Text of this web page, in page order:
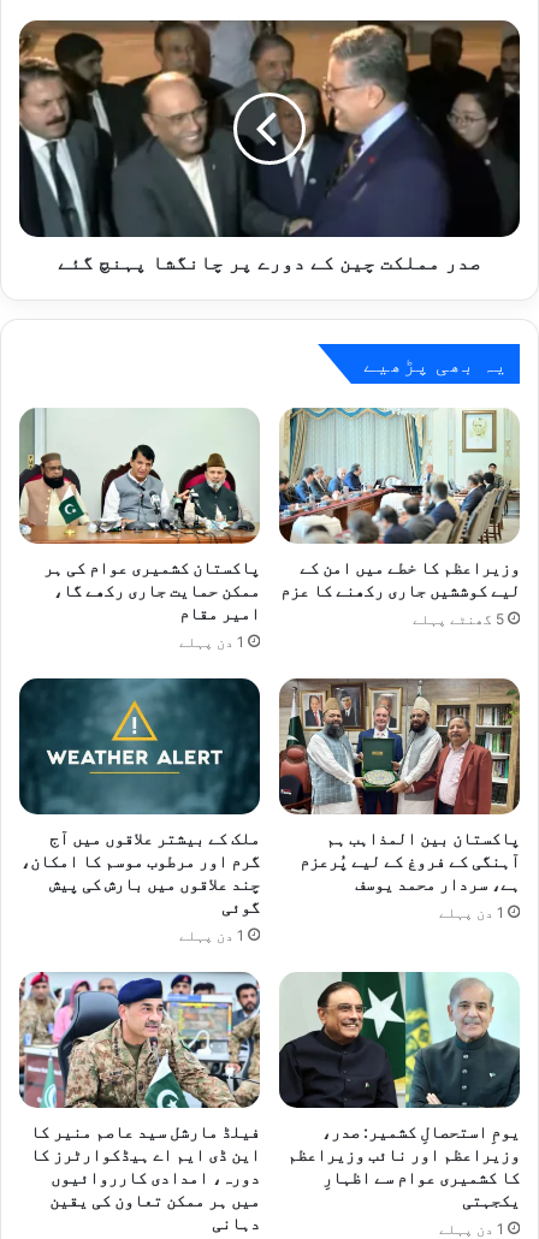
صدر
مملکت
چین
دورے
پر
چانگشا
گئے
صدر مملکت چین کے دورے پر چانگشا پہنچ گئے
یہ بھی پڑھیے
وزیراعظم کا خطے میں امن کے
لیے کوششیں جاری رکھنے کا عزم
5 گھنٹے پہلے
پاکستان کشمیری عوام کی ہر
ممکن حمایت جاری رکھے گا،
امیر مقام
1 دن پہلے
پاکستان بین المذاہب ہم
آہنگی کے فروغ کے لیے پُرعزم
ہے، سردار محمد یوسف
1 دن پہلے
ملک کے بیشتر علاقوں میں آج
گرم اور مرطوب موسم کا امکان،
چند علاقوں میں بارش کی پیش
گوئی
1 دن پہلے
یومِ استحصالِ کشمیر: صدر،
وزیراعظم اور نائب وزیراعظم
کا کشمیری عوام سے اظہارِ
یکجہتی
1 دن پہلے
فیلڈ مارشل سید عاصم منیر کا
این ڈی ایم اے ہیڈکوارٹرز کا
دورہ، امدادی کارروائیوں
میں ہر ممکن تعاون کی یقین
دہانی